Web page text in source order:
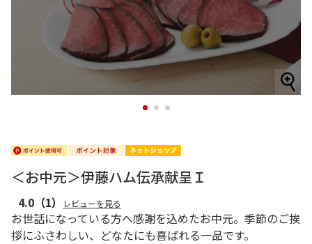
1 2 3
＜お中元＞伊藤ハム伝承献呈Ｉ
4.0 （1） レビューを見る
お世話になっている方へ感謝を込めたお中元。季節のご挨
拶にふさわしい、どなたにも喜ばれる一品です。